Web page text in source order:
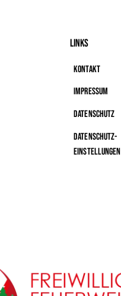
Links
Kontakt
Impressum
Datenschutz
Datenschutz-
Einstellungen